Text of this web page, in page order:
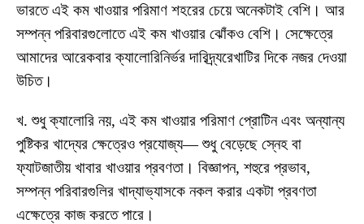
ভারতে এই কম খাওয়ার পরিমাণ শহরের চেয়ে অনেকটাই বেশি। আর
সম্পন্ন পরিবারগুলোতে এই কম খাওয়ার ঝোঁকও বেশি। সেক্ষেত্রে
আমাদের আরেকবার ক্যালোরিনির্ভর দারিদ্র্যরেখাটির দিকে নজর দেওয়া
উচিত।
খ. শুধু ক্যালোরি নয়, এই কম খাওয়ার পরিমাণ প্রোটিন এবং অন্যান্য
পুষ্টিকর খাদ্যের ক্ষেত্রেও প্রযোজ্য— শুধু বেড়েছে স্নেহ বা
ফ্যাটজাতীয় খাবার খাওয়ার প্রবণতা। বিজ্ঞাপন, শহুরে প্রভাব,
সম্পন্ন পরিবারগুলির খাদ্যাভ্যাসকে নকল করার একটা প্রবণতা
এক্ষেত্রে কাজ করতে পারে।